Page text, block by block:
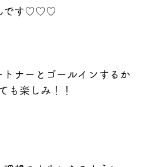
です♡♡♡
ナーとゴールインするか
も楽しみ！！